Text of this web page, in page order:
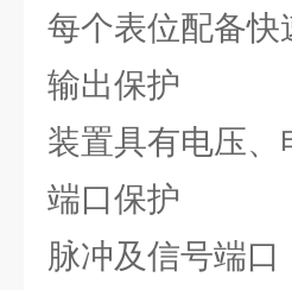
每个表位配备
输出保护
装置具有电压
端口保护
脉冲及信号端